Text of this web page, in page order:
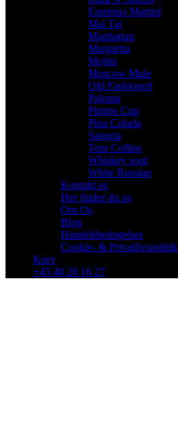
Espresso Martini
Mai Tai
Manhattan
Margarita
Mojito
Moscow Mule
Old Fashioned
Paloma
Pimms Cup
Pina Colada
Sangria
Tom Collins
Whiskey sour
White Russian
Kontakt os
Her finder du os
Om Os
Blog
Handelsbetingelser
Cookie- & Privatlivspolitik
Kurv
+45 40 20 16 27